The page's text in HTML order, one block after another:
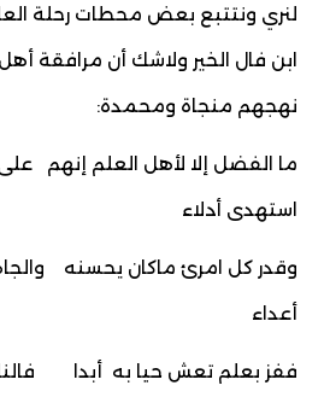
لنري ونتتبع بعض محطات رحلة
ابن فال الخير ولاشك أن مرافقة
نهجهم منجاة ومحمدة:
ما الفضل إلا لأهل العلم إنهم
استهدى أدلاء
وقدر كل امرئ ماكان يحسنه
أعداء
ففز بعلم تعش حيا به أبدا